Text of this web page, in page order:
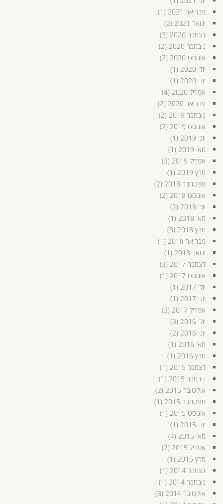
פברואר 2021
(1)
ינואר 2021
(2)
דצמבר 2020
(3)
נובמבר 2020
(2)
אוגוסט 2020
(2)
יולי 2020
(1)
יוני 2020
(1)
אפריל 2020
(4)
פברואר 2020
(2)
נובמבר 2019
(2)
אוגוסט 2019
(2)
יוני 2019
(1)
מאי 2019
(1)
אפריל 2019
(3)
מרץ 2019
(1)
ספטמבר 2018
(2)
אוגוסט 2018
(2)
יולי 2018
(2)
מאי 2018
(1)
מרץ 2018
(3)
פברואר 2018
(1)
ינואר 2018
(1)
דצמבר 2017
(3)
אוגוסט 2017
(1)
יולי 2017
(1)
יוני 2017
(1)
אפריל 2017
(3)
יולי 2016
(3)
יוני 2016
(2)
מאי 2016
(1)
מרץ 2016
(1)
דצמבר 2015
(1)
נובמבר 2015
(1)
אוקטובר 2015
(2)
ספטמבר 2015
(1)
אוגוסט 2015
(1)
יוני 2015
(1)
מאי 2015
(4)
אפריל 2015
(2)
מרץ 2015
(1)
דצמבר 2014
(1)
נובמבר 2014
(1)
אוקטובר 2014
(3)